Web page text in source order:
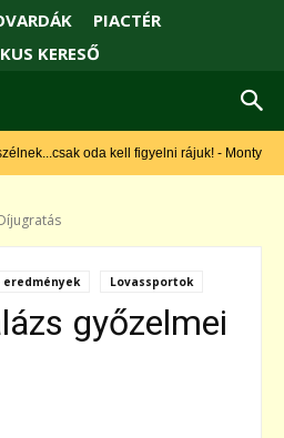
PIACTÉR
KERESŐ
oda kell figyelni rájuk! - Monty Roberts
Lovassportok
győzelmei